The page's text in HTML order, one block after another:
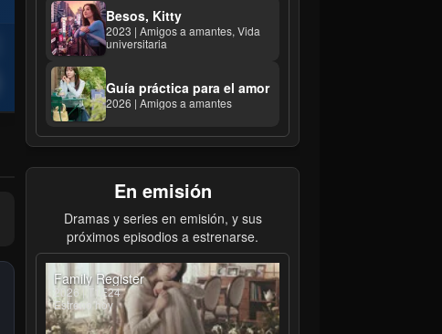
Besos, Kitty
2023 | Amigos a amantes, Vida
universitaria
Guía práctica para el amor
2026 | Amigos a amantes
En emisión
Dramas y series en emisión, y sus
próximos episodios a estrenarse.
Family Register
2026 | T1E24
Estreno hoy